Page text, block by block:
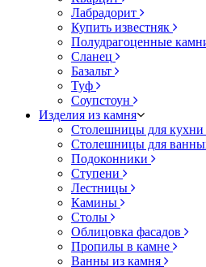
Лабрадорит
Купить известняк
Полудрагоценные
Сланец
Базальт
Туф
Соупстоун
Изделия из камня
Столешницы для кухни
Столешницы для
Подоконники
Ступени
Лестницы
Камины
Столы
Облицовка фасадов
Пропилы в камне
Ванны из камня